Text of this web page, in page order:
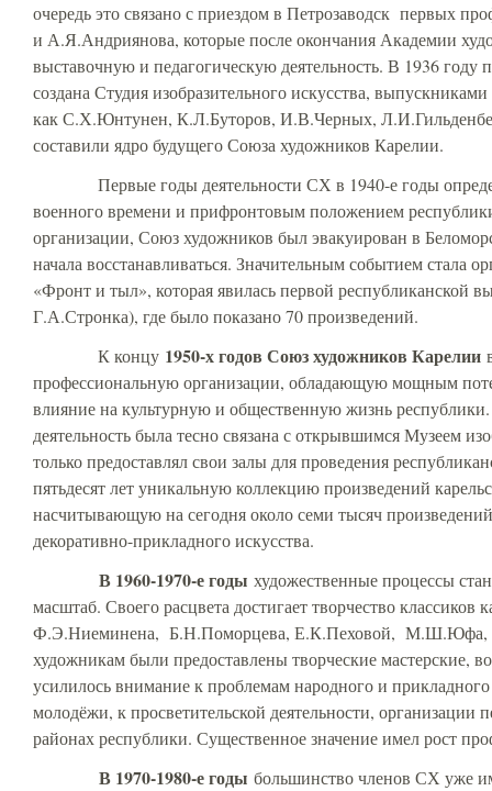
очередь это связано с приездом в Петрозаводск первых
и А.Я.Андриянова, которые после окончания Академии
выставочную и педагогическую деятельность. В 1936
создана Студия изобразительного искусства,
как С.Х.Юнтунен, К.Л.Буторов, И.В.Черных,
составили ядро будущего Союза художников Карелии.
Первые годы деятельности СХ в 1940-е годы
военного времени и прифронтовым положением
организации, Союз художников был эвакуирован в
начала восстанавливаться. Значительным событием стала
«Фронт и тыл», которая явилась первой республиканской
Г.А.Стронка), где было показано 70 произведений.
К концу 1950-х годов Союз художников Карелии
профессиональную организации, обладающую мощным
влияние на культурную и общественную жизнь
деятельность была тесно связана с открывшимся Музеем
только предоставлял свои залы для проведения
пятьдесят лет уникальную коллекцию произведений
насчитывающую на сегодня около семи тысяч
декоративно-прикладного искусства.
В 1960-1970-е годы художественные процессы
масштаб. Своего расцвета достигает творчество
Ф.Э.Ниеминена, Б.Н.Поморцева, Е.К.Пеховой, М.Ш.Юфа,
художникам были предоставлены творческие мастерские,
усилилось внимание к проблемам народного и
молодёжи, к просветительской деятельности,
районах республики. Существенное значение имел рост
В 1970-1980-е годы большинство членов СХ уже